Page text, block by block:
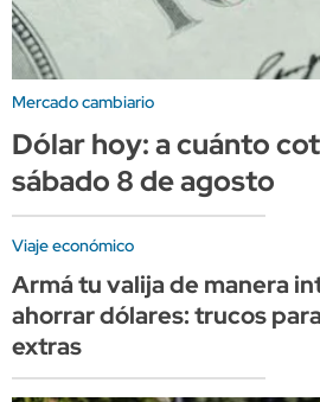
Mercado cambiario
Dólar hoy: a cuánto
sábado 8 de agosto
Viaje económico
Armá tu valija de manera
ahorrar dólares: trucos
extras